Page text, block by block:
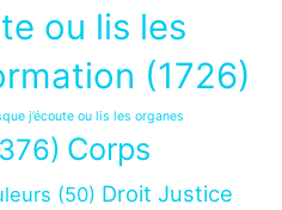
ou lis les
(1726)
j’écoute ou lis les organes
Corps
(50) Droit Justice